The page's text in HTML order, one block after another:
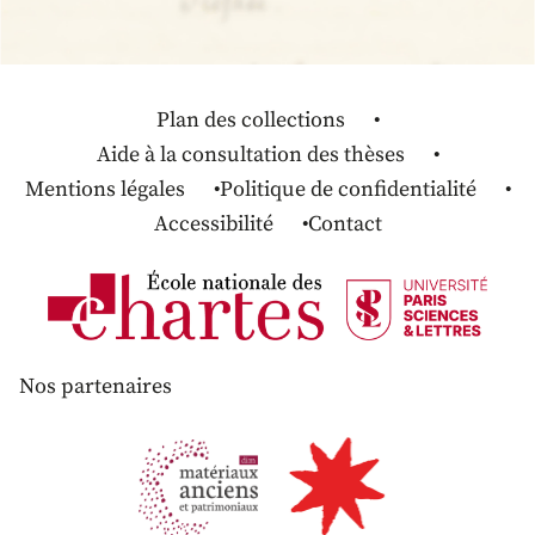
Plan des collections
Aide à la consultation des thèses
Mentions légales
Politique de confidentialité
Accessibilité
Contact
Nos partenaires